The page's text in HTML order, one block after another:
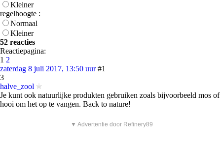
Kleiner
regelhoogte :
Normaal
Kleiner
52 reacties
Reactiepagina:
1 2
zaterdag 8 juli 2017, 13:50 uur #1
3
halve_zool
Je kunt ook natuurlijke produkten gebruiken zoals bijvoorbeeld mos of
hooi om het op te vangen. Back to nature!
▼ Advertentie door Refinery89